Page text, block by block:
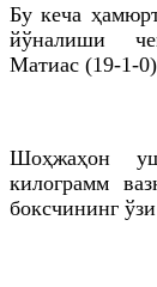
Бу кеча
йўналиши
Матиас (19-1-
Шоҳжаҳон
килограмм
боксчининг ўзи